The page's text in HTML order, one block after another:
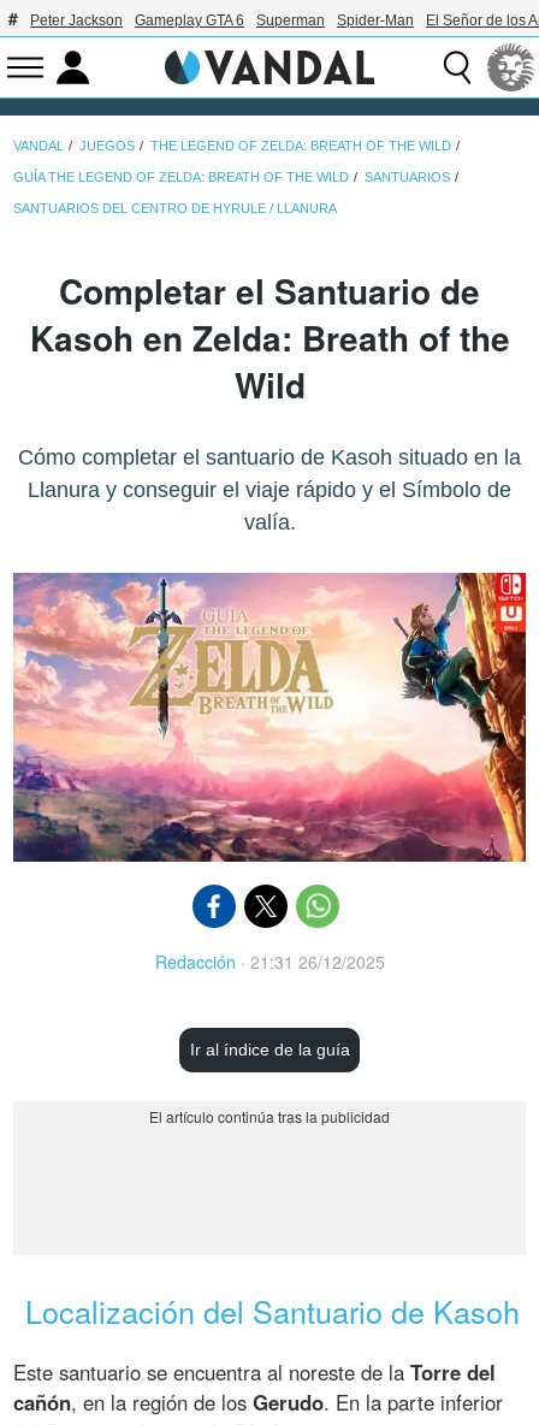
Peter Jackson Gameplay GTA 6 Superman Spider-Man El Señor de los
VANDAL JUEGOS THE LEGEND OF ZELDA: BREATH OF THE WILD
GUÍA THE LEGEND OF ZELDA: BREATH OF THE WILD SANTUARIOS
SANTUARIOS DEL CENTRO DE HYRULE / LLANURA
Completar el Santuario de
Kasoh en Zelda: Breath of the
Wild
Cómo completar el santuario de Kasoh situado en la
Llanura y conseguir el viaje rápido y el Símbolo de
valía.
Redacción · 21:31 26/12/2025
Ir al índice de la guía
Localización del Santuario de Kasoh
Este santuario se encuentra al noreste de laTorre del
cañón, en la región de losGerudo. En la parte inferior